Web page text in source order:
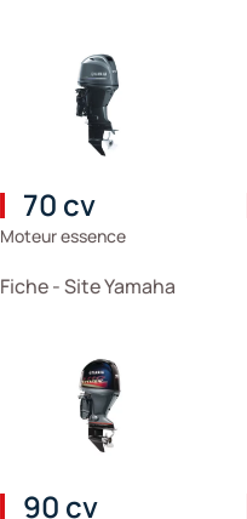
70 cv
Moteur essence
Fiche - Site Yamaha
90 cv